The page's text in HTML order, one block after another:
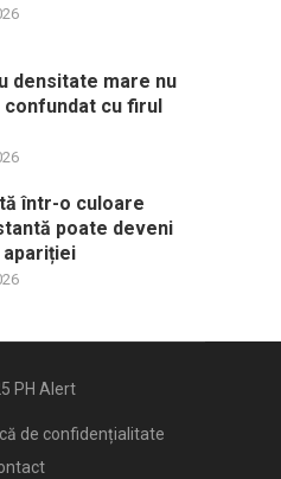
densitate mare nu
cu firul
într-o culoare
poate deveni
PH Alert
de confidențialitate